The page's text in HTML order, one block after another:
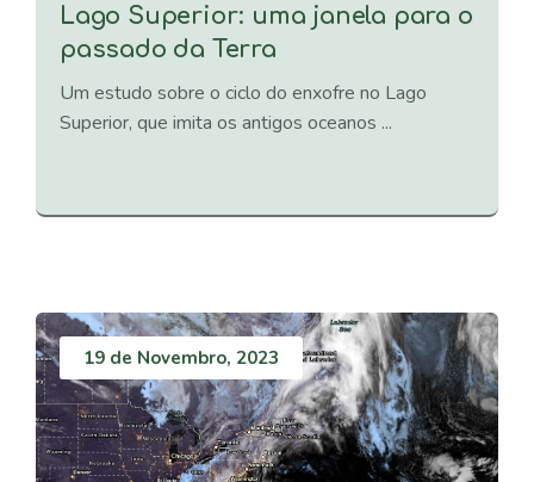
Lago Superior: uma janela para o
passado da Terra
Um estudo sobre o ciclo do enxofre no Lago
Superior, que imita os antigos oceanos ...
19 de Novembro, 2023